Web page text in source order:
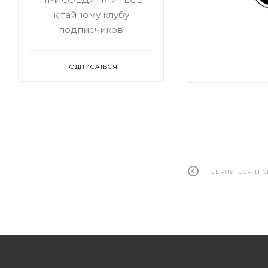
ВЕРНУТЬСЯ В
к тайному клубу
подписчиков
ПОДПИСАТЬСЯ